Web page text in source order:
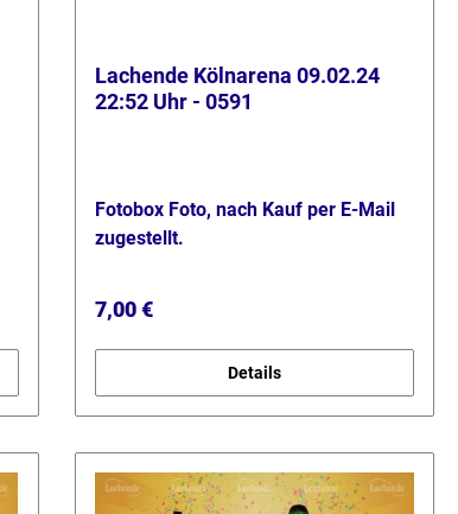
Lachende Kölnarena 09.02.24
22:52 Uhr - 0591
Fotobox Foto, nach Kauf per E-Mail
zugestellt.
Regulärer Preis:
7,00 €
Details